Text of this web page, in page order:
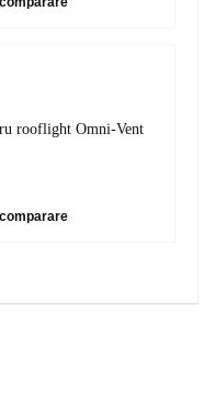
rooflight Omni-Vent